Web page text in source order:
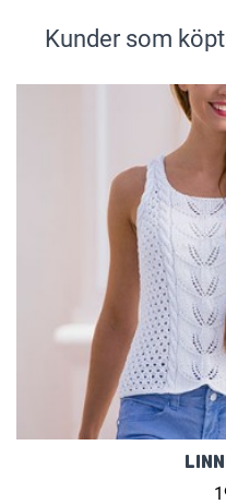
Kunder som